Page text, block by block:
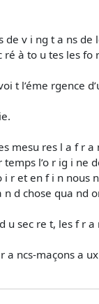
de v i ng t a ns
à to u tes les
t l’éme rgence
mesu res l a f r
l’o r ig i ne
r et en f i n
d chose qua nd
sec re t, les f r
a ncs-maçons a